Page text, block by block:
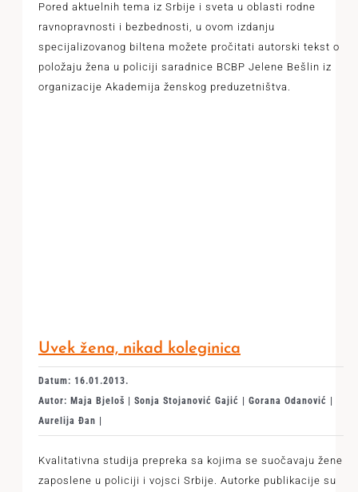
Pored aktuelnih tema iz Srbije i sveta u oblasti rodne
ravnopravnosti i bezbednosti, u ovom izdanju
specijalizovanog biltena možete pročitati autorski tekst o
položaju žena u policiji saradnice BCBP Jelene Bešlin iz
organizacije Akademija ženskog preduzetništva.
Uvek žena, nikad koleginica
Datum: 16.01.2013.
Autor: Maja Bjeloš | Sonja Stojanović Gajić | Gorana Odanović |
Aurelija Đan |
Kvalitativna studija prepreka sa kojima se suočavaju žene
zaposlene u policiji i vojsci Srbije. Autorke publikacije su